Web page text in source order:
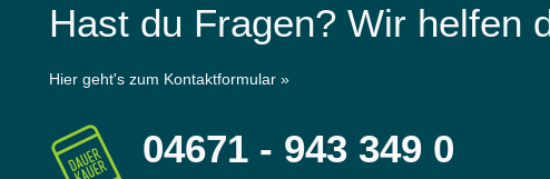
Hast du Fragen? Wir helfen
Hier geht's zum Kontaktformular »
04671 - 943 349 0